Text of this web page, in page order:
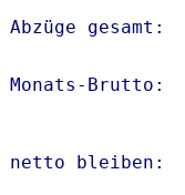
Abzüge
netto